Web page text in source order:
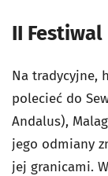
II Festiwal
Na tradycyjne,
polecieć do
Andalus),
jego odmiany
jej granicami.